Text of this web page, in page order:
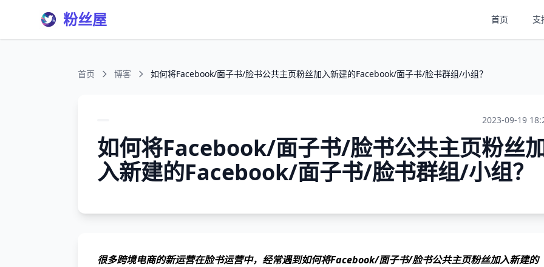
粉丝屋 首页 支
首页 博客 如何将Facebook/面子书/脸书公共主页粉丝加入新建的Facebook/面子书/脸书群组/小组？
2023-09-19
如何将Facebook/面子书/脸书公共主页粉丝
入新建的Facebook/面子书/脸书群组/小组？
很多跨境电商的新运营在脸书运营中，经常遇到如何将Facebook/面子书/脸书公共主页粉丝加入新建的